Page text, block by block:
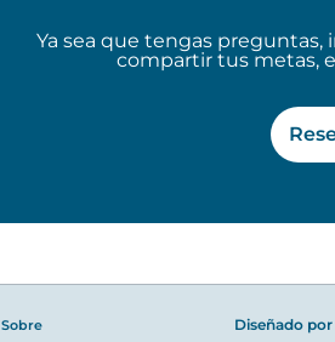
Ya sea que tengas
compartir tus metas,
Sobre Diseñado por